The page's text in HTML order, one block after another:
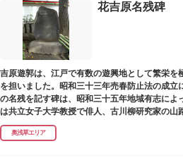
花吉原名残碑
吉原遊郭は、江戸で有数の遊興地として繁栄を
を担いました。昭和三十三年売春防止法の成立
の名残を記す碑は、昭和三十五年地域有志によ
は共立女子大学教授で俳人、古川柳研究家の山
奥浅草エリア